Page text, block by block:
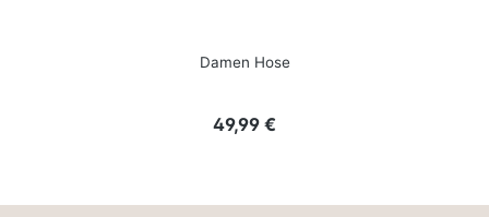
Damen Hose
Regulärer Preis:
49,99 €